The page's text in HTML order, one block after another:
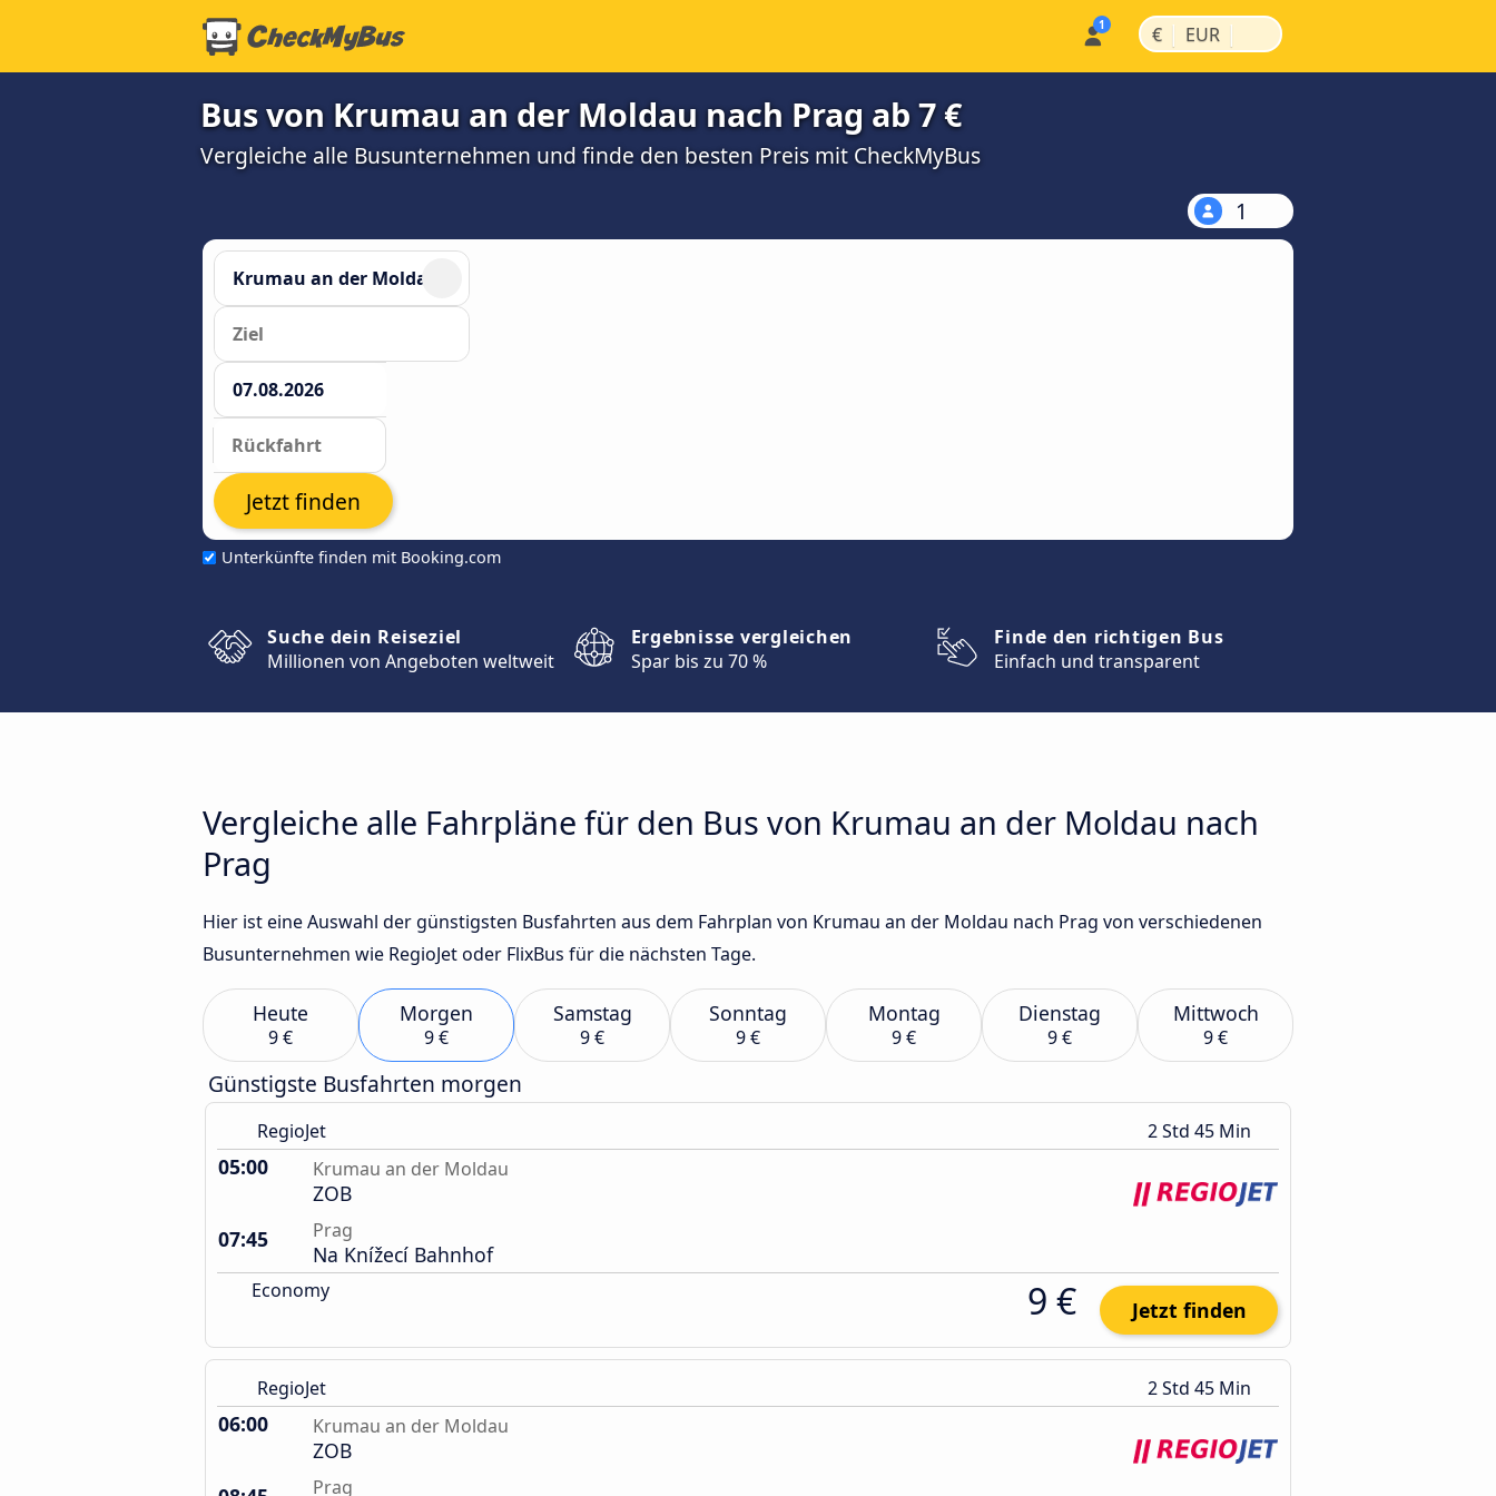
€ | EUR |
Bus von Krumau an der Moldau nach Prag ab 7 €
Vergleiche alle Busunternehmen und finde den besten Preis mit CheckMyBus
1
Unterkünfte finden mit Booking.com
Jetzt finden
Suche dein Reiseziel
Millionen von Angeboten weltweit
Ergebnisse vergleichen
Spar bis zu 70 %
Finde den richtigen Bus
Einfach und transparent
Vergleiche alle Fahrpläne für den Bus von Krumau an der Moldau nach
Prag
Hier ist eine Auswahl der günstigsten Busfahrten aus dem Fahrplan von Krumau an der Moldau nach Prag von verschiedenen
Busunternehmen wie RegioJet oder FlixBus für die nächsten Tage.
Heute
9 €
Morgen
9 €
Samstag
9 €
Sonntag
9 €
Montag
9 €
Dienstag
9 €
Mittwoch
9 €
Günstigste Busfahrten morgen
RegioJet 2 Std 45 Min
05:00 Krumau an der Moldau
ZOB
07:45
Prag
Na Knížecí Bahnhof
Economy 9 € Jetzt finden
RegioJet 2 Std 45 Min
06:00 Krumau an der Moldau
ZOB
Prag